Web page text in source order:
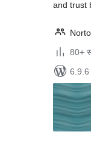
and trust
80+
6.9.6